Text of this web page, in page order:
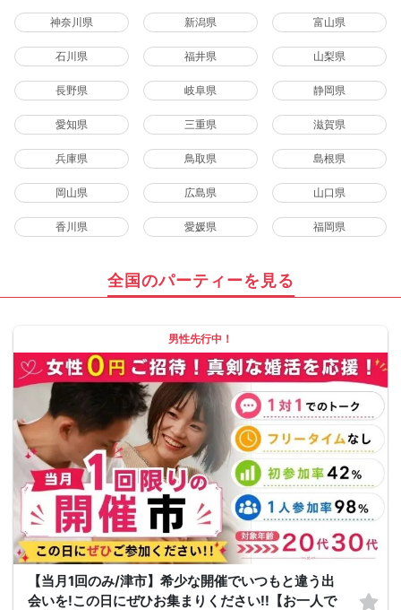
神奈川県 新潟県 富山県
石川県 福井県 山梨県
長野県 岐阜県 静岡県
愛知県 三重県 滋賀県
兵庫県 鳥取県 島根県
岡山県 広島県 山口県
香川県 愛媛県 福岡県
全国のパーティーを見る
男性先行中！
【当月1回のみ/津市】希少な開催でいつもと違う出
会いを!この日にぜひお集まりください!!【お一人で